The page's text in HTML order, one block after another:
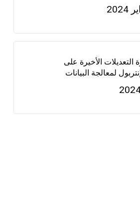
الأخيرة على
لمعالجة البيانات